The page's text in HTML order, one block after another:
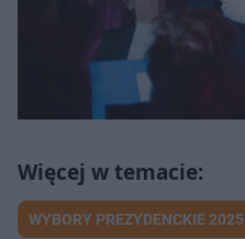
WYBORY PREZYDENCKIE 2025